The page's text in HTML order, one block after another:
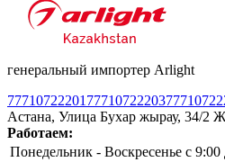
генеральный импортер Arlight
77710722201 77710722203
Астана, Улица Бухар жырау, 34/2
Работаем:
Понедельник - Воскресенье c 9:00